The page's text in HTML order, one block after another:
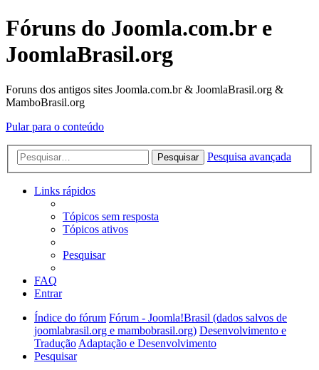
Fóruns do Joomla.com.br e
JoomlaBrasil.org
Foruns dos antigos sites Joomla.com.br & JoomlaBrasil.org &
MamboBrasil.org
Pular para o conteúdo
Pesquisar Pesquisa avançada
Links rápidos
Tópicos sem resposta
Tópicos ativos
Pesquisar
FAQ
Entrar
Índice do fórum Fórum - Joomla!Brasil (dados salvos de
joomlabrasil.org e mambobrasil.org) Desenvolvimento e
TraduçãoAdaptação e Desenvolvimento
Pesquisar